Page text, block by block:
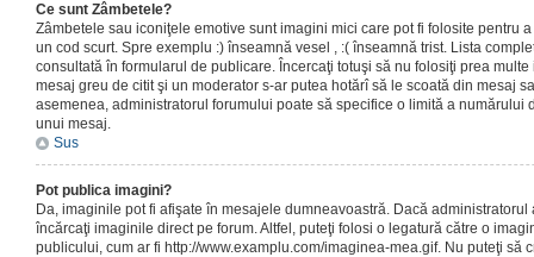
Ce sunt Zâmbetele?
Zâmbetele sau iconiţele emotive sunt imagini mici care pot fi folosite pentru
un cod scurt. Spre exemplu :) înseamnă vesel , :( înseamnă trist. Lista
consultată în formularul de publicare. Încercaţi totuşi să nu folosiţi prea
mesaj greu de citit şi un moderator s-ar putea hotărî să le scoată din mesaj
asemenea, administratorul forumului poate să specifice o limită a numărului
unui mesaj.
Sus
Pot publica imagini?
Da, imaginile pot fi afişate în mesajele dumneavoastră. Dacă
încărcaţi imaginile direct pe forum. Altfel, puteţi folosi o legatură către o
publicului, cum ar fi http://www.examplu.com/imaginea-mea.gif. Nu puteţi să